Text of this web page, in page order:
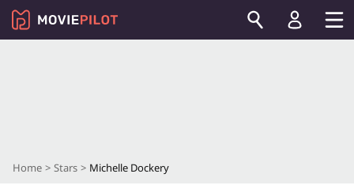
Home Stars Michelle Dockery